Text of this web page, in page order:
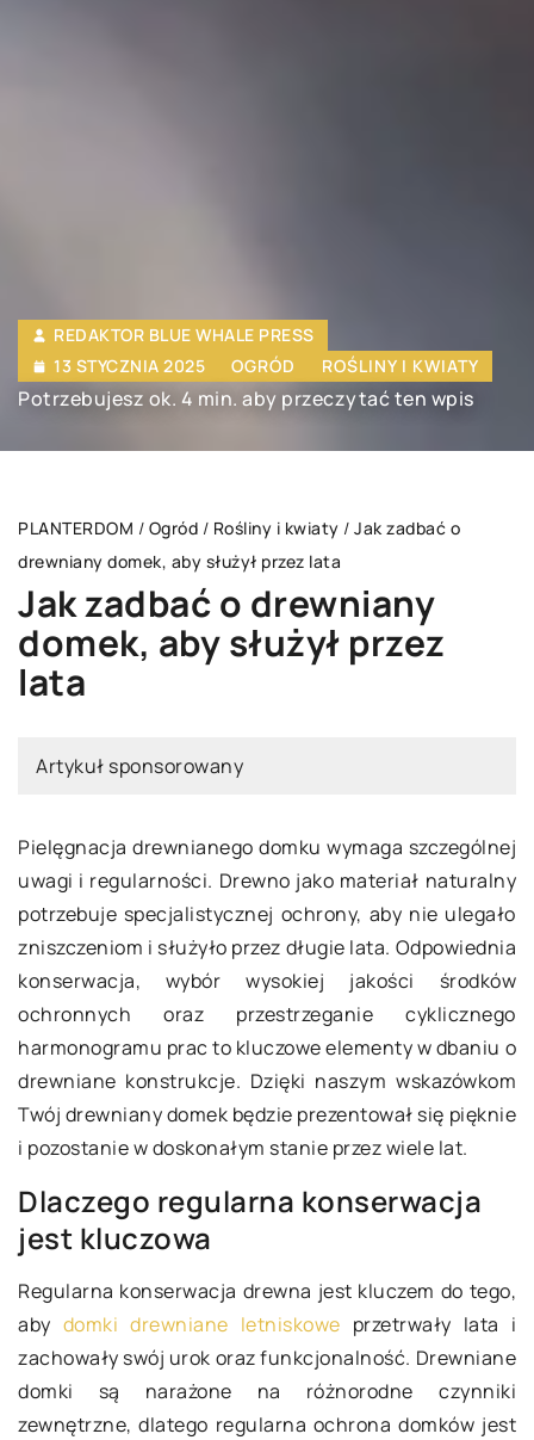
REDAKTOR BLUE WHALE PRESS
13 STYCZNIA 2025
OGRÓD ROŚLINY I KWIATY
Potrzebujesz ok. 4 min. aby przeczytać ten wpis
PLANTERDOM / Ogród / Rośliny i kwiaty / Jak zadbać o
drewniany domek, aby służył przez lata
Jak zadbać o drewniany
domek, aby służył przez
lata
Artykuł sponsorowany
Pielęgnacja drewnianego domku wymaga szczególnej
uwagi i regularności. Drewno jako materiał naturalny
potrzebuje specjalistycznej ochrony, aby nie ulegało
zniszczeniom i służyło przez długie lata. Odpowiednia
konserwacja, wybór wysokiej jakości środków
ochronnych oraz przestrzeganie cyklicznego
harmonogramu prac to kluczowe elementy w dbaniu o
drewniane konstrukcje. Dzięki naszym wskazówkom
Twój drewniany domek będzie prezentował się pięknie
i pozostanie w doskonałym stanie przez wiele lat.
Dlaczego regularna konserwacja
jest kluczowa
Regularna konserwacja drewna jest kluczem do tego,
aby domki drewniane letniskowe przetrwały lata i
zachowały swój urok oraz funkcjonalność. Drewniane
domki są narażone na różnorodne czynniki
zewnętrzne, dlatego regularna ochrona domków jest